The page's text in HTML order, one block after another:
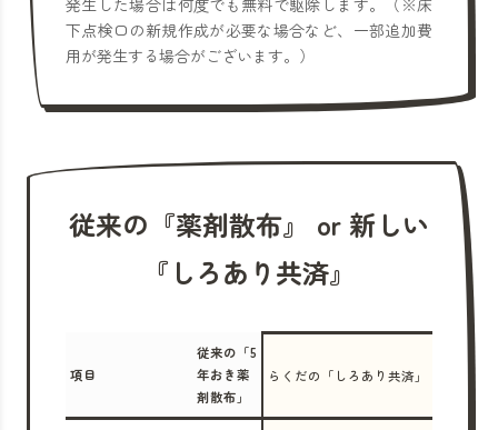
発生した場合は何度でも無料で駆除します。（※床
下点検口の新規作成が必要な場合など、一部追加費
用が発生する場合がございます。）
従来の『薬剤散布』 or 新しい
『しろあり共済』
項目
従来の「5
年おき薬
剤散布」
らくだの「しろあり共済」